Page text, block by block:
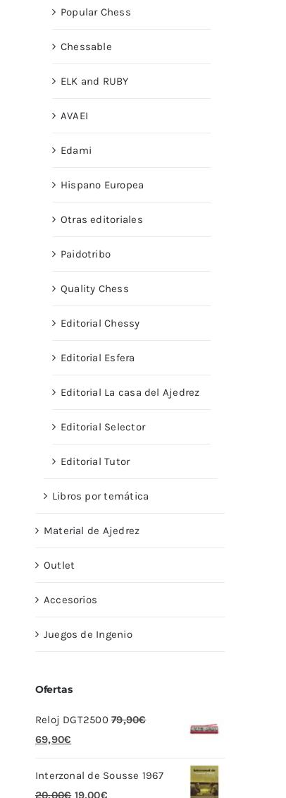
Popular Chess
Chessable
ELK and RUBY
AVAEI
Edami
Hispano Europea
Otras editoriales
Paidotribo
Quality Chess
Editorial Chessy
Editorial Esfera
Editorial La casa del Ajedrez
Editorial Selector
Editorial Tutor
Libros por temática
Material de Ajedrez
Outlet
Accesorios
Juegos de Ingenio
Ofertas
Reloj DGT2500 79,90€
El
original
69,90€
actual
Interzonal de Sousse 1967
20,00€ El
19,00€El